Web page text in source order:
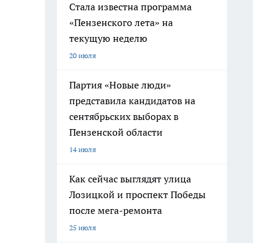
Стала известна программа
«Пензенского лета» на
текущую неделю
20 июля
Партия «Новые люди»
представила кандидатов на
сентябрьских выборах в
Пензенской области
14 июля
Как сейчас выглядят улица
Лозицкой и проспект Победы
после мега-ремонта
25 июля